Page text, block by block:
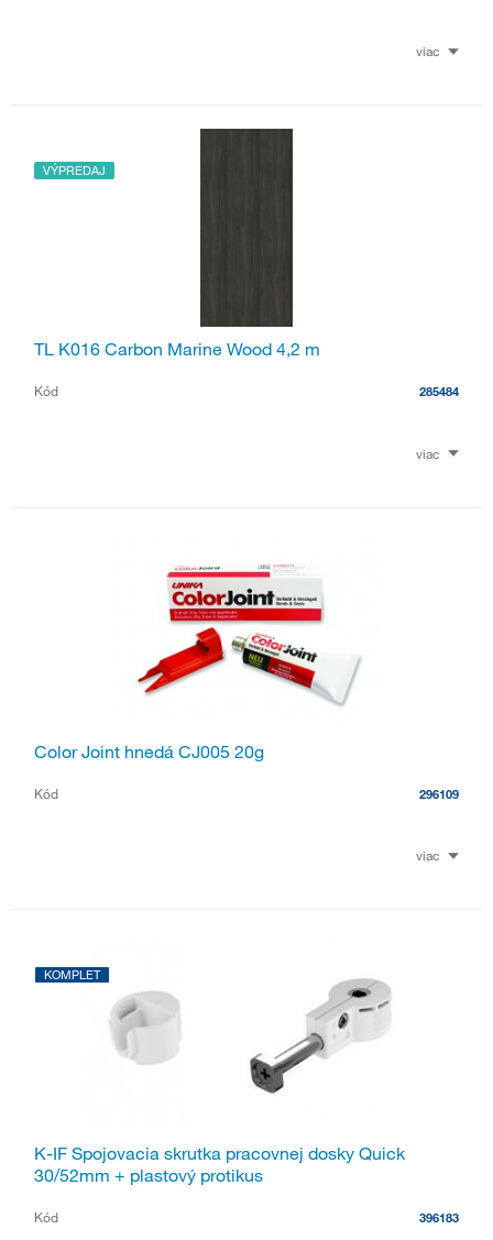
viac
VÝPREDAJ
TL K016 Carbon Marine Wood 4,2 m
Kód 285484
viac
Color Joint hnedá CJ005 20g
Kód 296109
viac
KOMPLET
K-IF Spojovacia skrutka pracovnej dosky Quick
30/52mm + plastový protikus
Kód 396183